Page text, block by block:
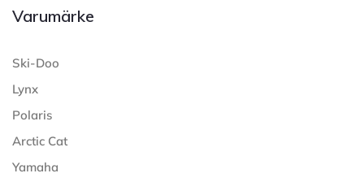
Varumärke
Ski-Doo
Lynx
Polaris
Arctic Cat
Yamaha